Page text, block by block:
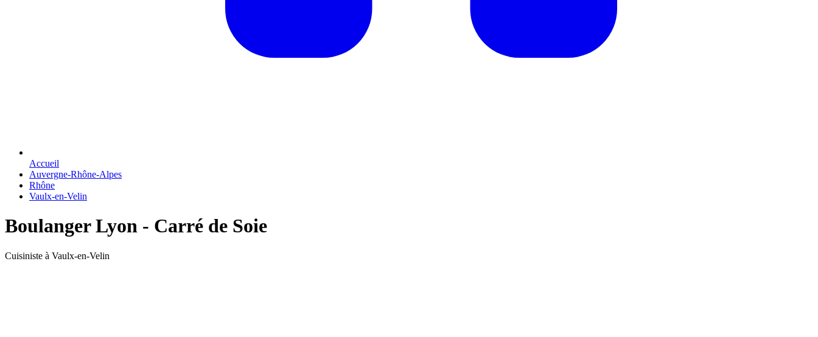
Accueil
Auvergne-Rhône-Alpes
Rhône
Vaulx-en-Velin
Boulanger Lyon - Carré de Soie
Cuisiniste à Vaulx-en-Velin